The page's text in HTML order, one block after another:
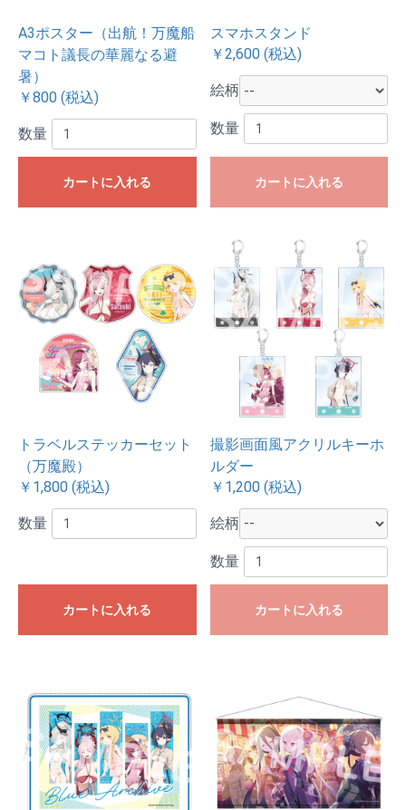
A3ポスター（出航！万魔船
マコト議長の華麗なる避
暑）
￥800 (税込)
数量
カートに入れる
スマホスタンド
￥2,600 (税込)
絵柄
数量
カートに入れる
トラベルステッカーセット
（万魔殿）
￥1,800 (税込)
数量
カートに入れる
撮影画面風アクリルキーホ
ルダー
￥1,200 (税込)
絵柄
数量
カートに入れる